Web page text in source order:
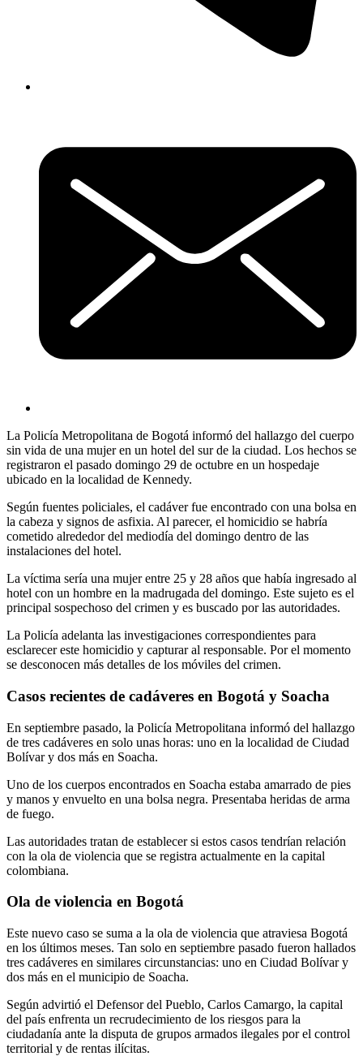
La Policía Metropolitana de Bogotá informó del hallazgo del cuerpo
sin vida de una mujer en un hotel del sur de la ciudad. Los hechos se
registraron el pasado domingo 29 de octubre en un hospedaje
ubicado en la localidad de Kennedy.
Según fuentes policiales, el cadáver fue encontrado con una bolsa en
la cabeza y signos de asfixia. Al parecer, el homicidio se habría
cometido alrededor del mediodía del domingo dentro de las
instalaciones del hotel.
La víctima sería una mujer entre 25 y 28 años que había ingresado al
hotel con un hombre en la madrugada del domingo. Este sujeto es el
principal sospechoso del crimen y es buscado por las autoridades.
La Policía adelanta las investigaciones correspondientes para
esclarecer este homicidio y capturar al responsable. Por el momento
se desconocen más detalles de los móviles del crimen.
Casos recientes de cadáveres en Bogotá y Soacha
En septiembre pasado, la Policía Metropolitana informó del hallazgo
de tres cadáveres en solo unas horas: uno en la localidad de Ciudad
Bolívar y dos más en Soacha.
Uno de los cuerpos encontrados en Soacha estaba amarrado de pies
y manos y envuelto en una bolsa negra. Presentaba heridas de arma
de fuego.
Las autoridades tratan de establecer si estos casos tendrían relación
con la ola de violencia que se registra actualmente en la capital
colombiana.
Ola de violencia en Bogotá
Este nuevo caso se suma a la ola de violencia que atraviesa Bogotá
en los últimos meses. Tan solo en septiembre pasado fueron hallados
tres cadáveres en similares circunstancias: uno en Ciudad Bolívar y
dos más en el municipio de Soacha.
Según advirtió el Defensor del Pueblo, Carlos Camargo, la capital
del país enfrenta un recrudecimiento de los riesgos para la
ciudadanía ante la disputa de grupos armados ilegales por el control
territorial y de rentas ilícitas.